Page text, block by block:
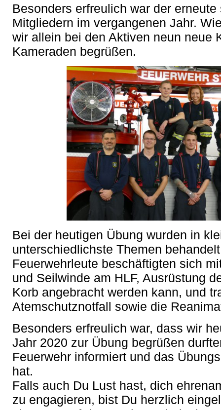
Besonders erfreulich war der
Mitgliedern im vergangenen Jahr.
wir allein bei den Aktiven neun neue
Kameraden begrüßen.
Bei der heutigen Übung wurden in
unterschiedlichste Themen
Feuerwehrleute beschäftigten sich
und Seilwinde am HLF, Ausrüstung
Korb angebracht werden kann, und
Atemschutznotfall sowie die
Besonders erfreulich war, dass wir
Jahr 2020 zur Übung begrüßen
Feuerwehr informiert und das
hat.
Falls auch Du Lust hast, dich
zu engagieren, bist Du herzlich